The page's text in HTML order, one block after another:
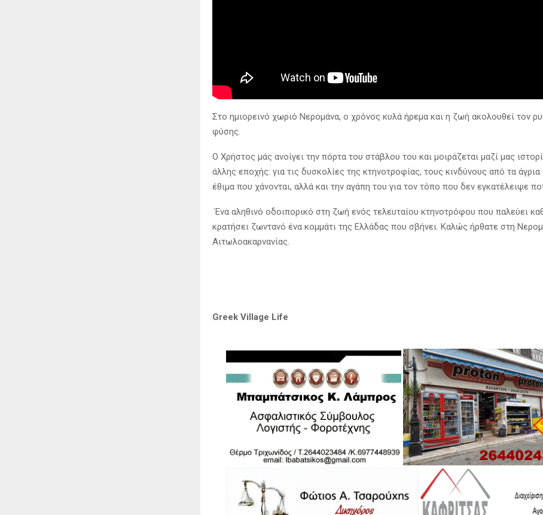
Στο ημιορεινό χωριό Νερομάνα, ο χρόνος κυλά ήρεμα και η ζωή ακολουθεί τον
φύσης.
Ο Χρήστος μάς ανοίγει την πόρτα του στάβλου του και μοιράζεται μαζί μας
άλλης εποχής: για τις δυσκολίες της κτηνοτροφίας, τους κινδύνους από τα
έθιμα που χάνονται, αλλά και την αγάπη του για τον τόπο που δεν εγκατέλειψε
Ένα αληθινό οδοιπορικό στη ζωή ενός τελευταίου κτηνοτρόφου που παλεύει
κρατήσει ζωντανό ένα κομμάτι της Ελλάδας που σβήνει. Καλώς ήρθατε στη
Αιτωλοακαρνανίας.
Greek Village Life